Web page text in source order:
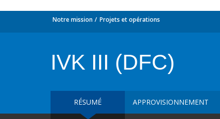
Notre mission Projets et opérations
IVK III (DFC)
RÉSUMÉ APPROVISIONNEMENT